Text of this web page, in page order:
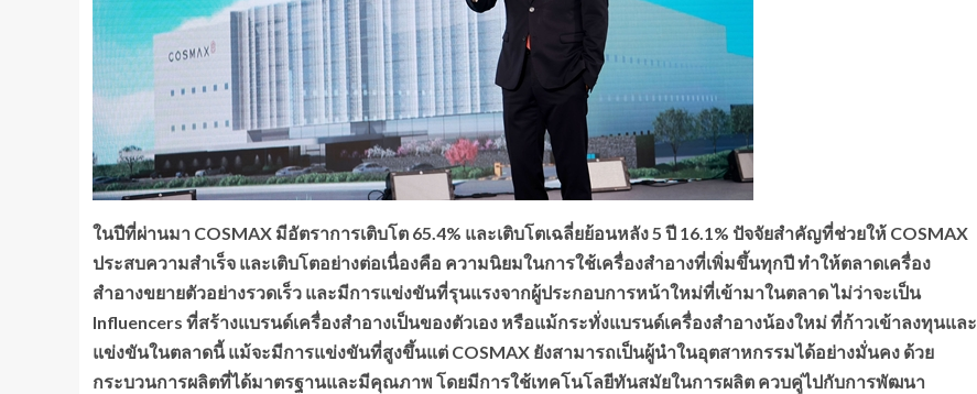
ในปีที่ผ่านมา COSMAX มีอัตราการเติบโต 65.4% และเติบโตเฉลี่ยย้อนหลัง 5 ปี 16.1% ปัจจัยสำคัญที่ช่วยให้ COSMAX
ประสบความสำเร็จ และเติบโตอย่างต่อเนื่องคือ ความนิยมในการใช้เครื่องสำอางที่เพิ่มขึ้นทุกปี ทำให้ตลาดเครื่อง
สำอางขยายตัวอย่างรวดเร็ว และมีการแข่งขันที่รุนแรงจากผู้ประกอบการหน้าใหม่ที่เข้ามาในตลาด ไม่ว่าจะเป็น
Influencers ที่สร้างแบรนด์เครื่องสำอางเป็นของตัวเอง หรือแม้กระทั่งแบรนด์เครื่องสำอางน้องใหม่ ที่ก้าวเข้าลงทุนและ
แข่งขันในตลาดนี้ แม้จะมีการแข่งขันที่สูงขึ้นแต่ COSMAX ยังสามารถเป็นผู้นำในอุตสาหกรรมได้อย่างมั่นคง ด้วย
กระบวนการผลิตที่ได้มาตรฐานและมีคุณภาพ โดยมีการใช้เทคโนโลยีทันสมัยในการผลิต ควบคู่ไปกับการพัฒนา